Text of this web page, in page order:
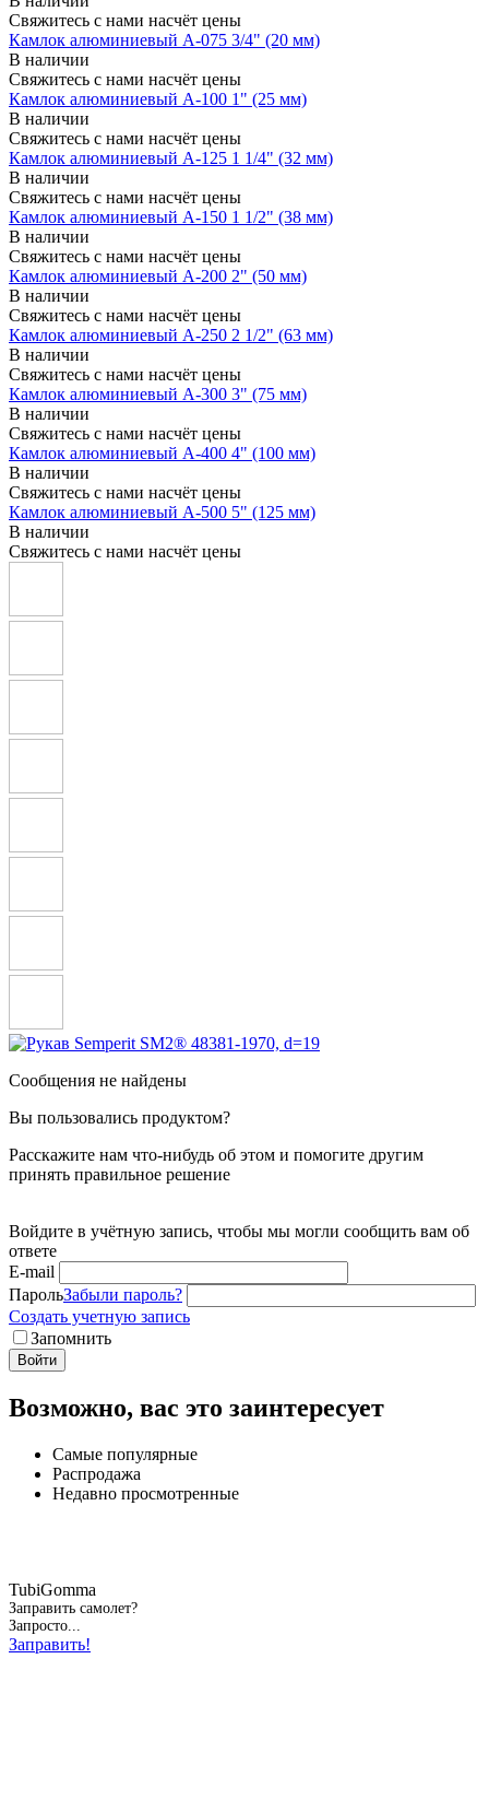
Свяжитесь с нами насчёт цены
Камлок алюминиевый A-075 3/4" (20 мм)
В наличии
Свяжитесь с нами насчёт цены
Камлок алюминиевый A-100 1" (25 мм)
В наличии
Свяжитесь с нами насчёт цены
Камлок алюминиевый A-125 1 1/4" (32 мм)
В наличии
Свяжитесь с нами насчёт цены
Камлок алюминиевый A-150 1 1/2" (38 мм)
В наличии
Свяжитесь с нами насчёт цены
Камлок алюминиевый A-200 2" (50 мм)
В наличии
Свяжитесь с нами насчёт цены
Камлок алюминиевый A-250 2 1/2" (63 мм)
В наличии
Свяжитесь с нами насчёт цены
Камлок алюминиевый A-300 3" (75 мм)
В наличии
Свяжитесь с нами насчёт цены
Камлок алюминиевый A-400 4" (100 мм)
В наличии
Свяжитесь с нами насчёт цены
Камлок алюминиевый A-500 5" (125 мм)
В наличии
Свяжитесь с нами насчёт цены
Сообщения не найдены
Вы пользовались продуктом?
Расскажите нам что-нибудь об этом и помогите другим
принять правильное решение
Войдите в учётную запись, чтобы мы могли сообщить вам об
ответе
E-mail
ПарольЗабыли пароль?
Создать учетную запись
Запомнить
Войти
Возможно, вас это заинтересует
Самые популярные
Распродажа
Недавно просмотренные
TubiGomma
Заправить самолет?
Запросто...
Заправить!